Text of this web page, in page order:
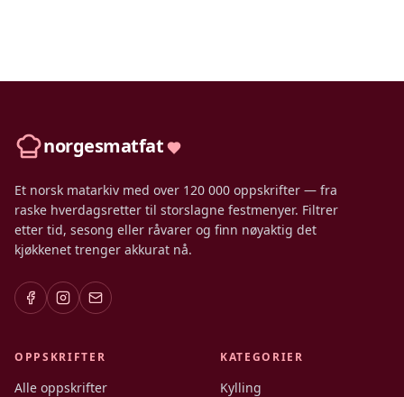
norgesmatfat
Et norsk matarkiv med over 120 000 oppskrifter — fra
raske hverdagsretter til storslagne festmenyer. Filtrer
etter tid, sesong eller råvarer og finn nøyaktig det
kjøkkenet trenger akkurat nå.
OPPSKRIFTER
Alle oppskrifter
KATEGORIER
Kylling